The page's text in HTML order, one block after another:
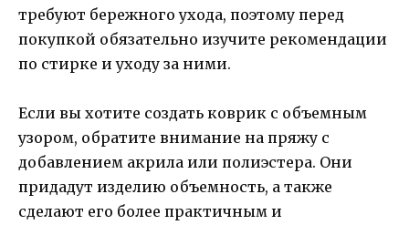
требуют бережного ухода, поэтому перед
покупкой обязательно изучите рекомендации
по стирке и уходу за ними.
Если вы хотите создать коврик с объемным
узором, обратите внимание на пряжу с
добавлением акрила или полиэстера. Они
придадут изделию объемность, а также
сделают его более практичным и